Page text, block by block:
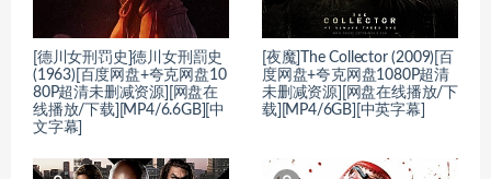
[德川女刑罚史]徳川女刑罰史
(1963)[百度网盘+夸克网盘10
80P超清未删减资源][网盘在
线播放/下载][MP4/6.6GB][中
文字幕]
[夜魔]The Collector (2009)[百
度网盘+夸克网盘1080P超清
未删减资源][网盘在线播放/下
载][MP4/6GB][中英字幕]